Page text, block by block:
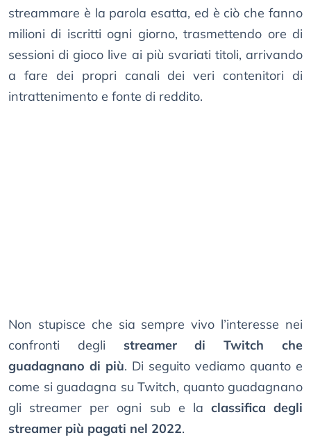
streammare è la parola esatta, ed è ciò che fanno
milioni di iscritti ogni giorno, trasmettendo ore di
sessioni di gioco live ai più svariati titoli, arrivando
a fare dei propri canali dei veri contenitori di
intrattenimento e fonte di reddito.
Non stupisce che sia sempre vivo l’interesse nei
confronti degli streamer di Twitch che
guadagnano di più. Di seguito vediamo quanto e
come si guadagna su Twitch, quanto guadagnano
gli streamer per ogni sub e la classifica degli
streamer più pagati nel 2022.